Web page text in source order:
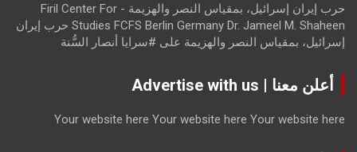
حرب إيران إسرائيل، بمقياس النصر والهزيمة - Firil Center For
Studies FCFS Berlin Germany Dr. Jameel M. Shaheen حرب إيران
إسرائيل، بمقياس النصر والهزيمة على #سرايا أنصار السُّنة
أعلن معنا | Advertise with us
Your website here Your website here Your website here